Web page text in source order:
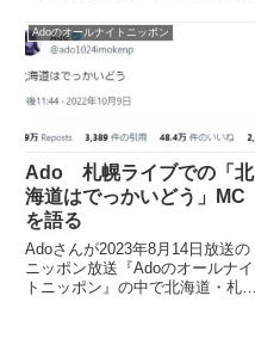
ークレット・アイドル ハンナ・
モンタナ』のようになりたかった
Adoのオールナイトニッポン
Ado 札幌ライブでの「北
海道はでっかいどう」MC
を語る
Adoさんが2023年8月14日放送の
ニッポン放送『Adoのオールナイ
トニッポン』の中で北海道・札幌